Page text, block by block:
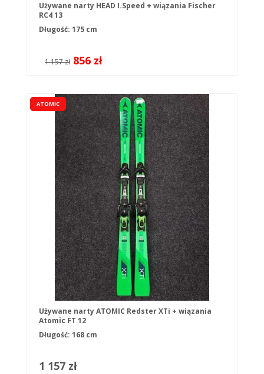
Używane narty HEAD I.Speed + wiązania Fischer
RC4 13
Długość: 175 cm
1 157 zł 856 zł
ATOMIC
Używane narty ATOMIC Redster XTi + wiązania
Atomic FT 12
Długość: 168 cm
1 157 zł